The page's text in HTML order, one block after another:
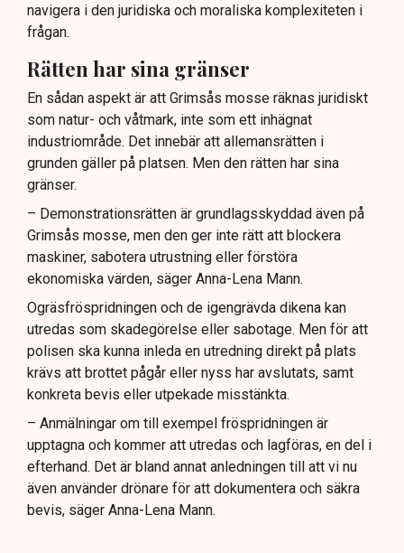
navigera i den juridiska och moraliska komplexiteten i
frågan.
Rätten har sina gränser
En sådan aspekt är att Grimsås mosse räknas juridiskt
som natur- och våtmark, inte som ett inhägnat
industriområde. Det innebär att allemansrätten i
grunden gäller på platsen. Men den rätten har sina
gränser.
– Demonstrationsrätten är grundlagsskyddad även på
Grimsås mosse, men den ger inte rätt att blockera
maskiner, sabotera utrustning eller förstöra
ekonomiska värden, säger Anna-Lena Mann.
Ogräsfröspridningen och de igengrävda dikena kan
utredas som skadegörelse eller sabotage. Men för att
polisen ska kunna inleda en utredning direkt på plats
krävs att brottet pågår eller nyss har avslutats, samt
konkreta bevis eller utpekade misstänkta.
– Anmälningar om till exempel fröspridningen är
upptagna och kommer att utredas och lagföras, en del i
efterhand. Det är bland annat anledningen till att vi nu
även använder drönare för att dokumentera och säkra
bevis, säger Anna-Lena Mann.